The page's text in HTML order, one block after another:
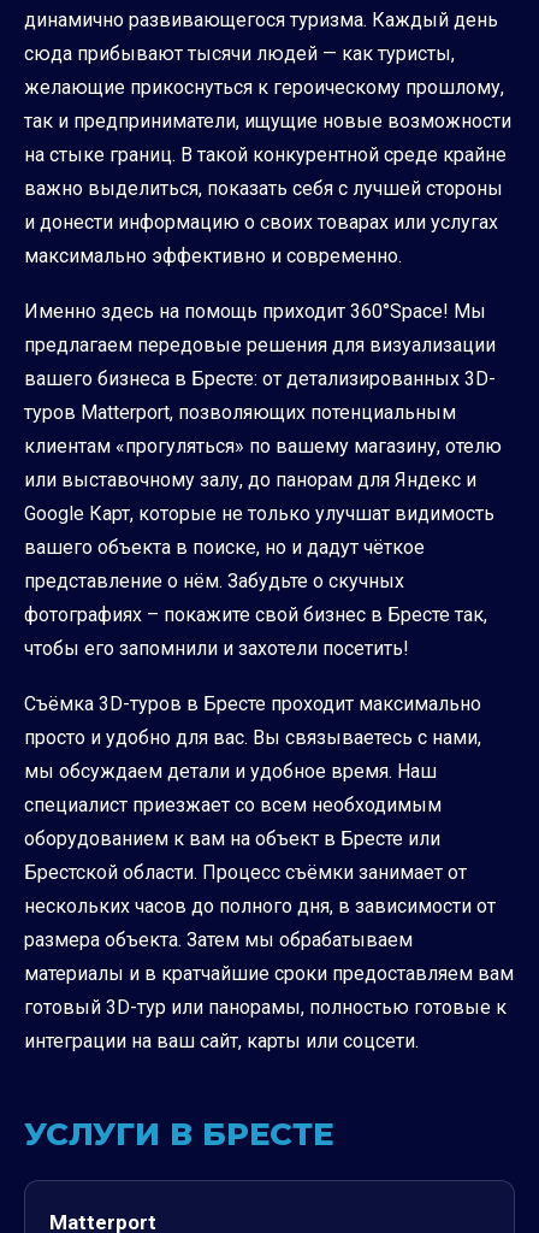
динамично развивающегося туризма. Каждый день
сюда прибывают тысячи людей — как туристы,
желающие прикоснуться к героическому прошлому,
так и предприниматели, ищущие новые возможности
на стыке границ. В такой конкурентной среде крайне
важно выделиться, показать себя с лучшей стороны
и донести информацию о своих товарах или услугах
максимально эффективно и современно.
Именно здесь на помощь приходит 360°Space! Мы
предлагаем передовые решения для визуализации
вашего бизнеса в Бресте: от детализированных 3D-
туров Matterport, позволяющих потенциальным
клиентам «прогуляться» по вашему магазину, отелю
или выставочному залу, до панорам для Яндекс и
Google Карт, которые не только улучшат видимость
вашего объекта в поиске, но и дадут чёткое
представление о нём. Забудьте о скучных
фотографиях – покажите свой бизнес в Бресте так,
чтобы его запомнили и захотели посетить!
Съёмка 3D-туров в Бресте проходит максимально
просто и удобно для вас. Вы связываетесь с нами,
мы обсуждаем детали и удобное время. Наш
специалист приезжает со всем необходимым
оборудованием к вам на объект в Бресте или
Брестской области. Процесс съёмки занимает от
нескольких часов до полного дня, в зависимости от
размера объекта. Затем мы обрабатываем
материалы и в кратчайшие сроки предоставляем вам
готовый 3D-тур или панорамы, полностью готовые к
интеграции на ваш сайт, карты или соцсети.
УСЛУГИ В БРЕСТЕ
Matterport